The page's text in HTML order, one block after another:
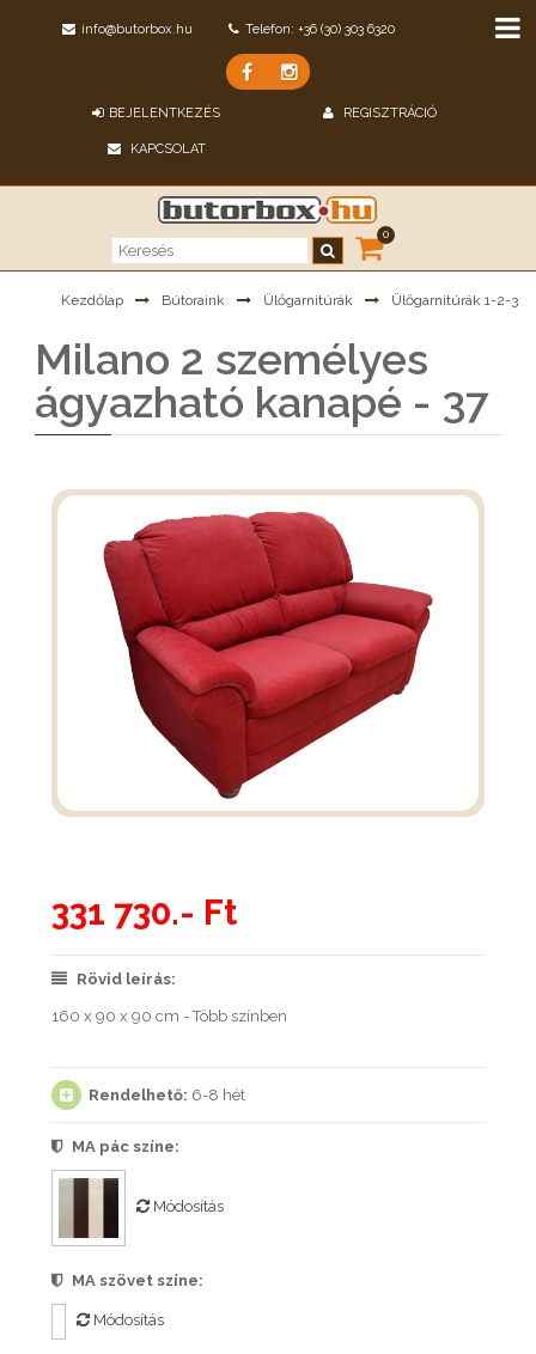
info@butorbox.hu Telefon: +36 (30) 303 6320
BEJELENTKEZÉS REGISZTRÁCIÓ
KAPCSOLAT
0
Kezdőlap Bútoraink Ülőgarnitúrák Ülőgarnitúrák 1-2-3
Milano 2 személyes
ágyazható kanapé - 37
331 730.- Ft
Rövid leírás:
160 x 90 x 90 cm - Több színben
Rendelhető: 6-8 hét
MA pác színe:
Módosítás
MA szövet színe:
Módosítás